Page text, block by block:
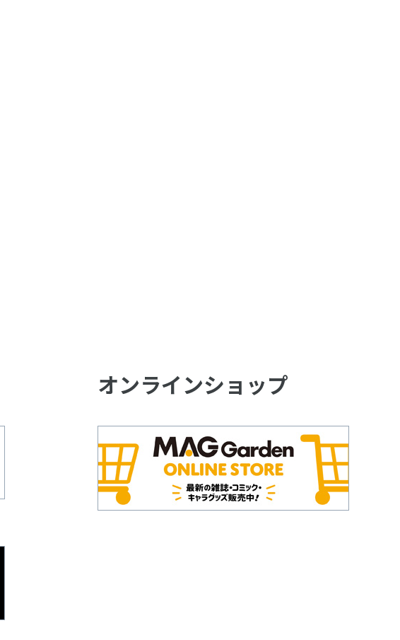
オンラインショップ